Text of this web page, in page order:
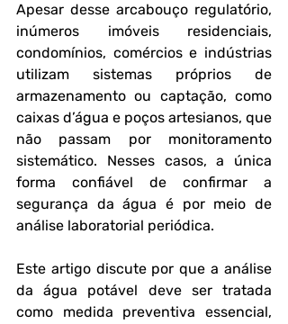
Apesar desse arcabouço regulatório,
inúmeros imóveis residenciais,
condomínios, comércios e indústrias
utilizam sistemas próprios de
armazenamento ou captação, como
caixas d’água e poços artesianos, que
não passam por monitoramento
sistemático. Nesses casos, a única
forma confiável de confirmar a
análise laboratorial periódica.
Este artigo discute por que a análise
da água potável deve ser tratada
como medida preventiva essencial,